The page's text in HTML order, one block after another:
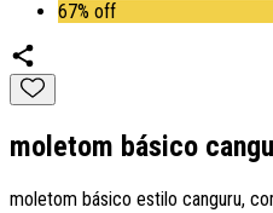
67% off
moletom básico
moletom básico estilo canguru,